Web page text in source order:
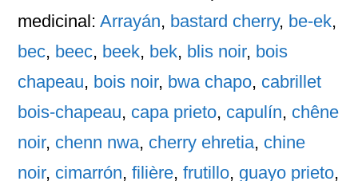
medicinal:Arrayán, bastard cherry, be-ek,
bec, beec, beek, bek, blis noir, bois
chapeau, bois noir, bwa chapo, cabrillet
bois-chapeau, capa prieto, capulín, chêne
noir, chenn nwa, cherry ehretia, chine
noir, cimarrón,filière,frutillo, guayo prieto,